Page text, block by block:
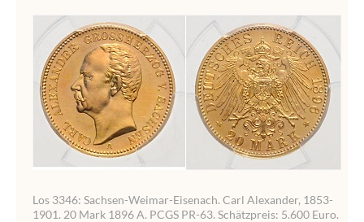
Los 3346: Sachsen-Weimar-Eisenach. Carl Alexander, 1853-
1901. 20 Mark 1896 A. PCGS PR-63. Schätzpreis: 5.600 Euro.